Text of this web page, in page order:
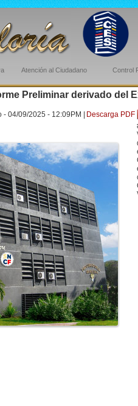
Atención al Ciudadano Control
Preliminar derivado del
04/09/2025 - 12:09PM |
Descarga PDF